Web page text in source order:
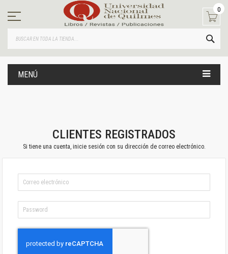
contenido
0
MENÚ
CLIENTES REGISTRADOS
Si tiene una cuenta, inicie sesión con su dirección de correo electrónico.